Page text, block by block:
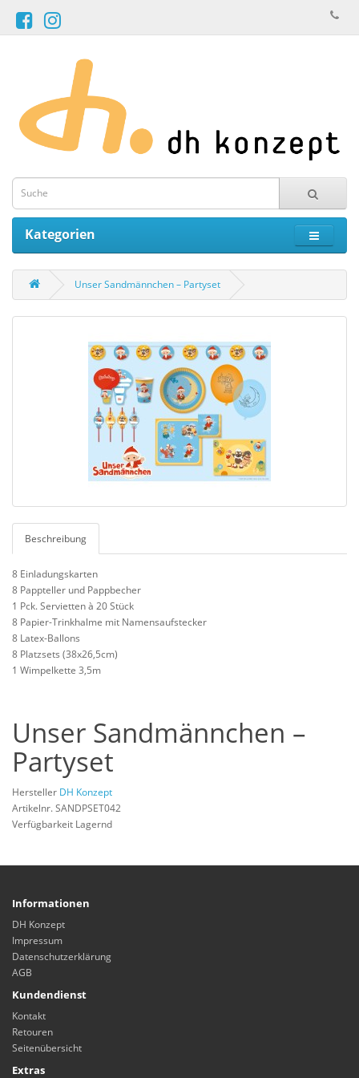
Kategorien
Unser Sandmännchen – Partyset
Beschreibung
8 Einladungskarten
8 Pappteller und Pappbecher
1 Pck. Servietten à 20 Stück
8 Papier-Trinkhalme mit Namensaufstecker
8 Latex-Ballons
8 Platzsets (38x26,5cm)
1 Wimpelkette 3,5m
Unser Sandmännchen –
Partyset
Hersteller DH Konzept
Artikelnr. SANDPSET042
Verfügbarkeit Lagernd
Informationen
DH Konzept
Impressum
Datenschutzerklärung
AGB
Kundendienst
Kontakt
Retouren
Seitenübersicht
Extras